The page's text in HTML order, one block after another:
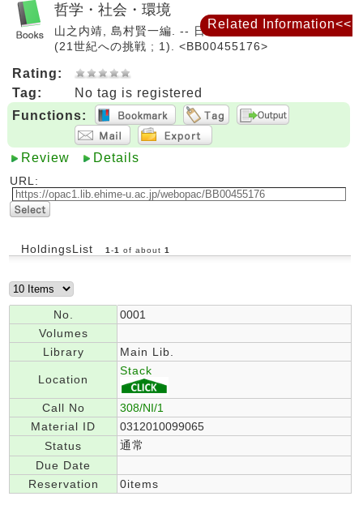
哲学・社会・環境
山之内靖, 島村賢一編. -- 日本経済評論社, 2010. --
(21世紀への挑戦 ; 1). <BB00455176>
Rating:
Tag:
No tag is registered
Functions:
Review Details
URL:
HoldingsList 1 -1 of about 1
No.
0001
Volumes
Library
Main Lib.
Location
Stack
Call No
308/NI/1
Material ID
0312010099065
Status
通常
Due Date
Reservation
0items
Related Information<<